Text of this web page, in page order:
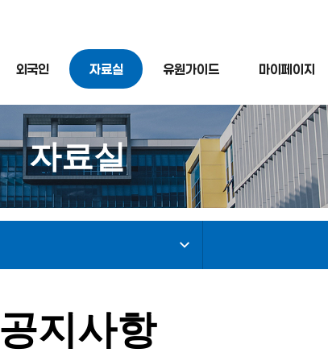
외국인 자료실 유원가이드 마이페이지
자료실
공지사항